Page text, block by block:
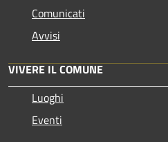
Comunicati
Avvisi
VIVERE IL COMUNE
Luoghi
Eventi